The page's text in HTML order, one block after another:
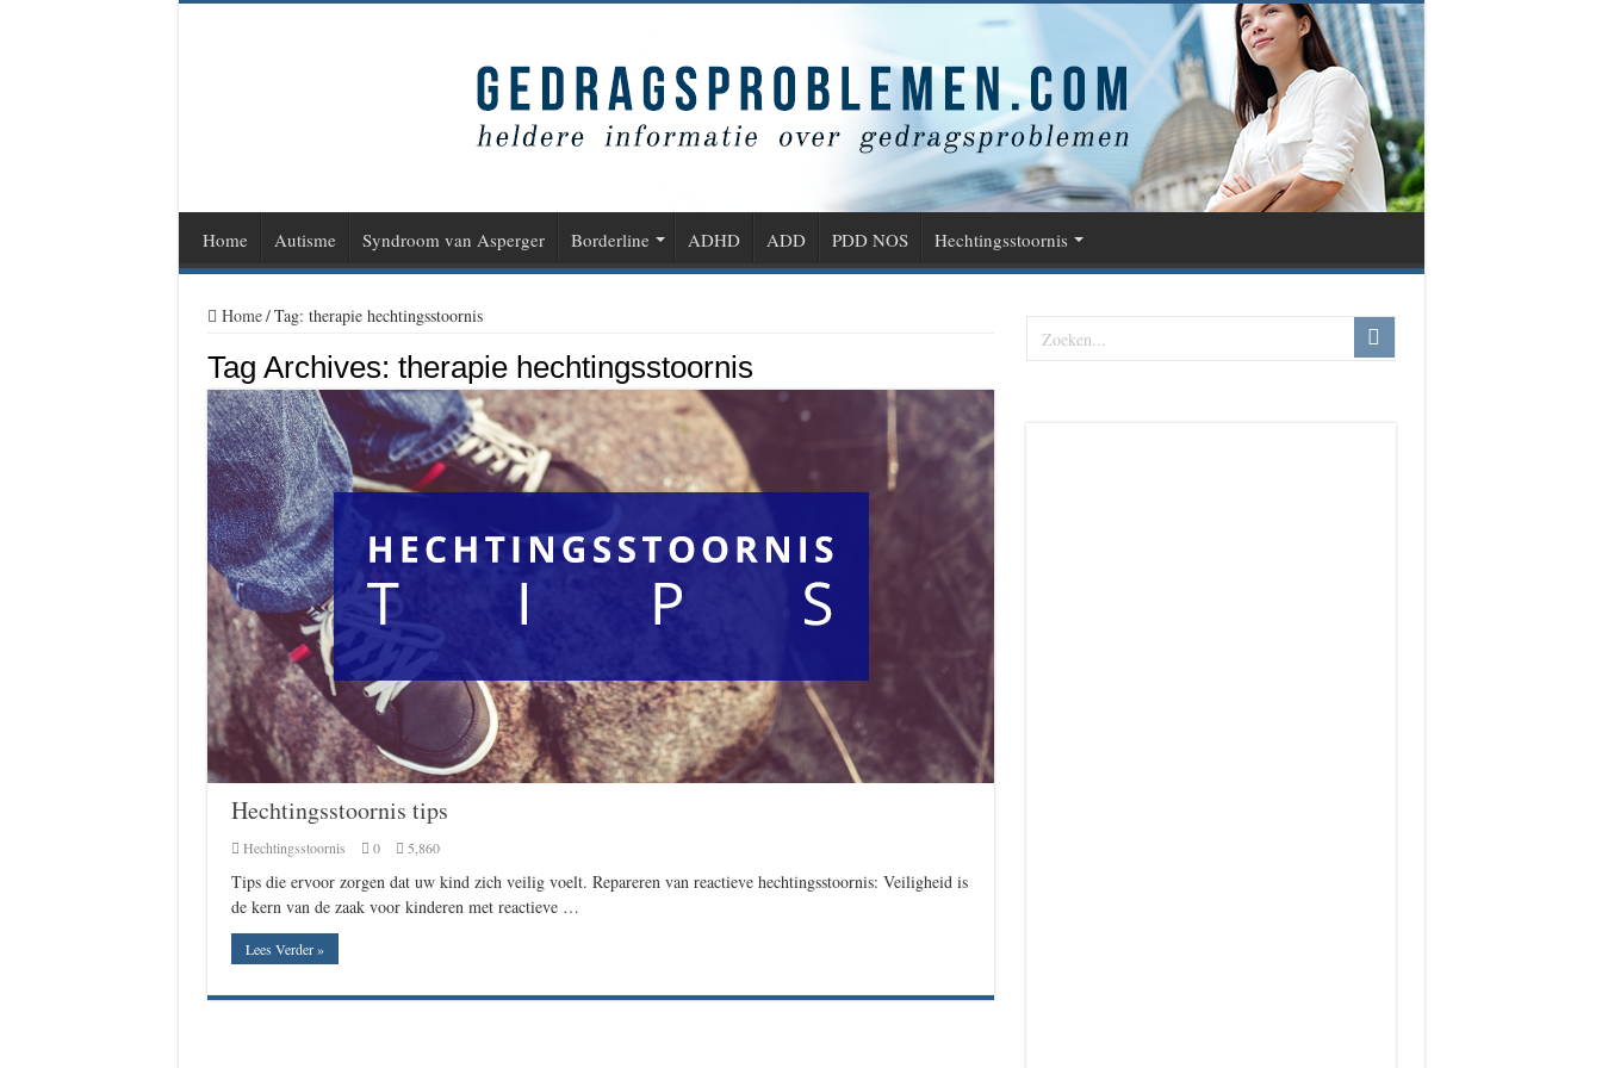
Home Autisme Syndroom van Asperger Borderline ADHD ADD PDD NOS Hechtingsstoornis
Home/Tag: therapie hechtingsstoornis
Tag Archives: therapie hechtingsstoornis
Hechtingsstoornis tips
Hechtingsstoornis 0 5,860
Tips die ervoor zorgen dat uw kind zich veilig voelt. Repareren van reactieve hechtingsstoornis: Veiligheid is
de kern van de zaak voor kinderen met reactieve …
Lees Verder »